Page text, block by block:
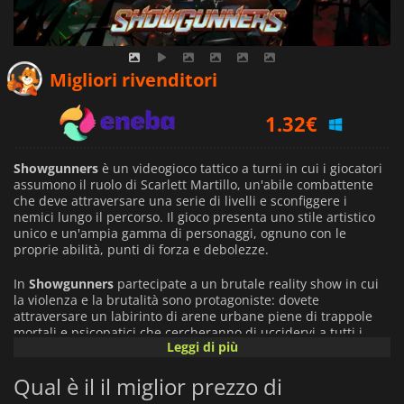
Migliori rivenditori
1.32€
2.50€
Showgunners è un videogioco tattico a turni in cui i giocatori
assumono il ruolo di Scarlett Martillo, un'abile combattente
che deve attraversare una serie di livelli e sconfiggere i
nemici lungo il percorso. Il gioco presenta uno stile artistico
unico e un'ampia gamma di personaggi, ognuno con le
proprie abilità, punti di forza e debolezze.
In Showgunners partecipate a un brutale reality show in cui
la violenza e la brutalità sono protagoniste: dovete
attraversare un labirinto di arene urbane piene di trappole
mortali e psicopatici che cercheranno di uccidervi a tutti i
costi prima che possiate reclamare la vittoria. Ogni livello è
volta che si gioca. Avrete anche un direttore di gioco che
potrà aiutarvi o ostacolarvi in base al vostro operato. Dovrete
Leggi di più
Qual è il il miglior prezzo di